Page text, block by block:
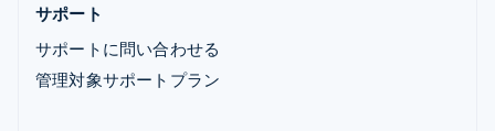
サポート
サポートに問い合わせる
管理対象サポートプラン